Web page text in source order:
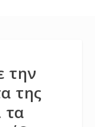
την
της
τα